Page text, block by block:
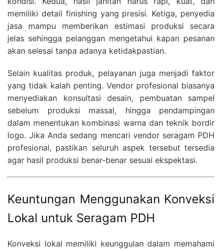
memiliki detail finishing yang presisi. Ketiga, penyedia
jasa mampu memberikan estimasi produksi secara
jelas sehingga pelanggan mengetahui kapan pesanan
akan selesai tanpa adanya ketidakpastian.
Selain kualitas produk, pelayanan juga menjadi faktor
yang tidak kalah penting. Vendor profesional biasanya
menyediakan konsultasi desain, pembuatan sampel
sebelum produksi massal, hingga pendampingan
dalam menentukan kombinasi warna dan teknik bordir
logo. Jika Anda sedang mencari vendor seragam PDH
profesional, pastikan seluruh aspek tersebut tersedia
agar hasil produksi benar-benar sesuai ekspektasi.
Keuntungan Menggunakan Konveksi
Lokal untuk Seragam PDH
Konveksi lokal memiliki keunggulan dalam memahami